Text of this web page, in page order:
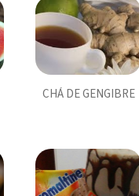
CHÁ DE GENGIBRE